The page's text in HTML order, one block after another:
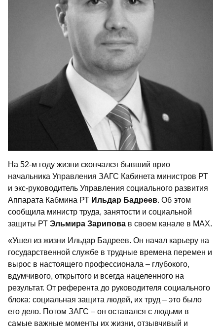
На 52-м году жизни скончался бывший врио
начальника Управления ЗАГС Кабинета министров РТ
и экс-руководитель Управления социального развития
Аппарата Кабмина РТ Ильдар Бадреев. Об этом
сообщила министр труда, занятости и социальной
защиты РТ Эльмира Зарипова в своем канале в МАХ.
«Ушел из жизни Ильдар Бадреев. Он начал карьеру на
государственной службе в трудные времена перемен и
вырос в настоящего профессионала – глубокого,
вдумчивого, открытого и всегда нацеленного на
результат. От референта до руководителя социального
блока: социальная защита людей, их труд – это было
его дело. Потом ЗАГС – он оставался с людьми в
самые важные моменты их жизни, отзывчивый и